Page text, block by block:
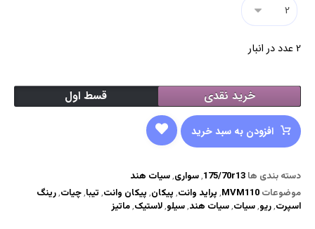
2 عدد در انبار
قسط اول خرید نقدی
افزودن به سبد خرید
دسته بندی ها 175/70r13
,سواری,سیات هند
موضوعات MVM110
, پراید وانت, پیکان, پیکان وانت, تیبا,چیات,رینگ
اسپرت,ریو,سیات,سیات هند,سیلو,لاستیک,ماتیز